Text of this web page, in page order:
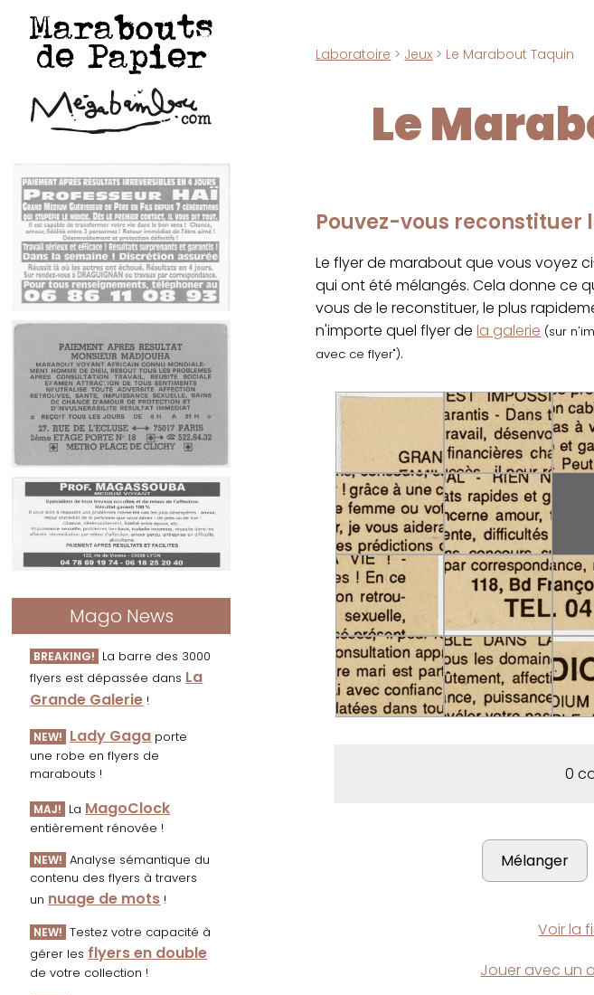
Marabouts
de Papier
Mago News
BREAKING! La barre des 3000
flyers est dépassée dans La
Grande Galerie !
NEW! Lady Gaga porte
une robe en flyers de
marabouts !
MAJ! La MagoClock
entièrement rénovée !
NEW! Analyse sémantique du
contenu des flyers à travers
un nuage de mots !
NEW! Testez votre capacité à
gérer les flyers en double
de votre collection !
Laboratoire > Jeux > Le Marabout Taquin
Le
Pouvez-vous reconstituer
Le flyer de marabout que vous voyez
qui ont été mélangés. Cela donne ce
vous de le reconstituer, le plus
n'importe quel flyer dela galerie (sur
avec ce flyer").
0
Voir la
Jouer avec un